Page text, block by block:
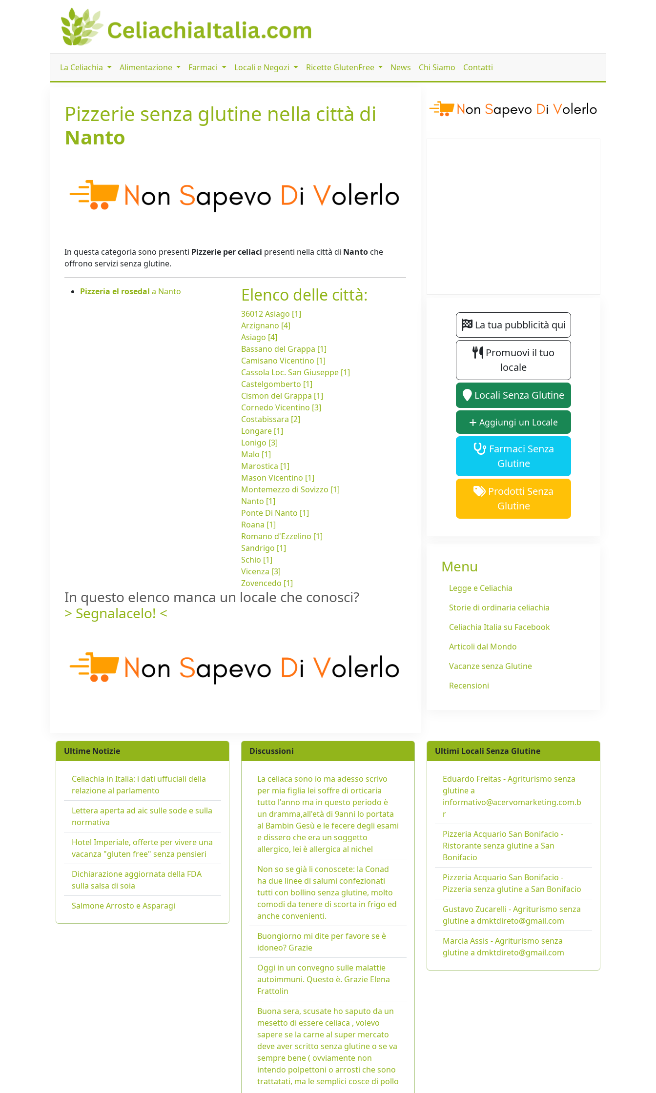
La Celiachia Alimentazione Farmaci Locali e Negozi Ricette GlutenFree News Chi Siamo Contatti
Pizzerie senza glutine nella città di
Nanto
In questa categoria sono presenti Pizzerie per celiaci presenti nella città di Nanto che
offrono servizi senza glutine.
Pizzeria el rosedal a Nanto Elenco delle città:
36012 Asiago [1]
Arzignano [4]
Asiago [4]
Bassano del Grappa [1]
Camisano Vicentino [1]
Cassola Loc. San Giuseppe [1]
Castelgomberto [1]
Cismon del Grappa [1]
Cornedo Vicentino [3]
Costabissara [2]
Longare [1]
Lonigo [3]
Malo [1]
Marostica [1]
Mason Vicentino [1]
Montemezzo di Sovizzo [1]
Nanto [1]
Ponte Di Nanto [1]
Roana [1]
Romano d'Ezzelino [1]
Sandrigo [1]
Schio [1]
Vicenza [3]
Zovencedo [1]
In questo elenco manca un locale che conosci?
> Segnalacelo! <
La tua pubblicità qui
Promuovi il tuo
locale
Locali Senza Glutine
Aggiungi un Locale
Farmaci Senza
Glutine
Prodotti Senza
Glutine
Menu
Legge e Celiachia
Storie di ordinaria celiachia
Celiachia Italia su Facebook
Articoli dal Mondo
Vacanze senza Glutine
Recensioni
Ultime Notizie
Celiachia in Italia: i dati uffuciali della
relazione al parlamento
Lettera aperta ad aic sulle sode e sulla
normativa
Hotel Imperiale, offerte per vivere una
vacanza "gluten free" senza pensieri
Dichiarazione aggiornata della FDA
sulla salsa di soia
Salmone Arrosto e Asparagi
Discussioni
La celiaca sono io ma adesso scrivo
per mia figlia lei soffre di orticaria
tutto l'anno ma in questo periodo è
un dramma,all'età di 9anni lo portata
al Bambin Gesù e le fecere degli esami
e dissero che era un soggetto
allergico, lei è allergica al nichel
Non so se già li conoscete: la Conad
ha due linee di salumi confezionati
tutti con bollino senza glutine, molto
comodi da tenere di scorta in frigo ed
anche convenienti.
Buongiorno mi dite per favore se è
idoneo? Grazie
Oggi in un convegno sulle malattie
autoimmuni. Questo è. Grazie Elena
Frattolin
Buona sera, scusate ho saputo da un
mesetto di essere celiaca , volevo
sapere se la carne al super mercato
deve aver scritto senza glutine o se va
sempre bene ( ovviamente non
intendo polpettoni o arrosti che sono
trattatati, ma le semplici cosce di pollo
Ultimi Locali Senza Glutine
Eduardo Freitas - Agriturismo senza
glutine a
informativo@acervomarketing.com.b
r
Pizzeria Acquario San Bonifacio -
Ristorante senza glutine a San
Bonifacio
Pizzeria Acquario San Bonifacio -
Pizzeria senza glutine a San Bonifacio
Gustavo Zucarelli - Agriturismo senza
glutine a dmktdireto@gmail.com
Marcia Assis - Agriturismo senza
glutine a dmktdireto@gmail.com